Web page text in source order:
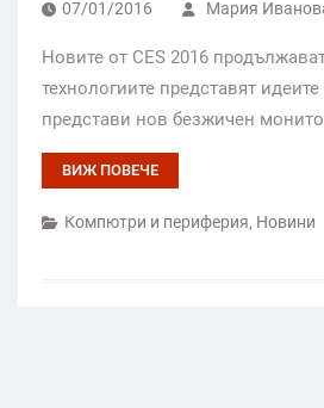
07/01/2016 Мария
Новите от CES 2016
технологиите представят
представи нов безжичен
ВИЖ ПОВЕЧЕ
Компютри и периферия, Новини